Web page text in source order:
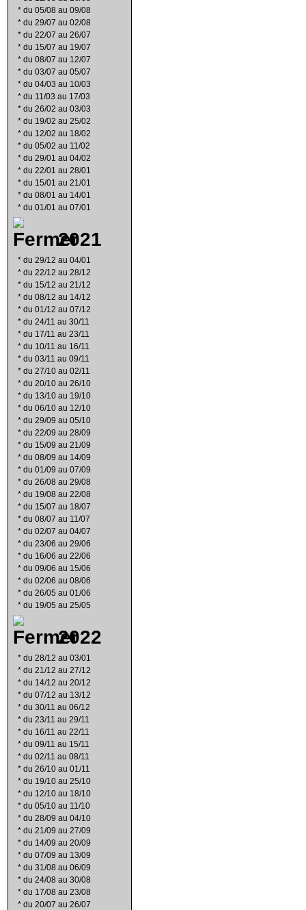
* du 05/08 au 09/08
* du 29/07 au 02/08
* du 22/07 au 26/07
* du 15/07 au 19/07
* du 08/07 au 12/07
* du 03/07 au 05/07
* du 04/03 au 10/03
* du 11/03 au 17/03
* du 26/02 au 03/03
* du 19/02 au 25/02
* du 12/02 au 18/02
* du 05/02 au 11/02
* du 29/01 au 04/02
* du 22/01 au 28/01
* du 15/01 au 21/01
* du 08/01 au 14/01
* du 01/01 au 07/01
2021
* du 29/12 au 04/01
* du 22/12 au 28/12
* du 15/12 au 21/12
* du 08/12 au 14/12
* du 01/12 au 07/12
* du 24/11 au 30/11
* du 17/11 au 23/11
* du 10/11 au 16/11
* du 03/11 au 09/11
* du 27/10 au 02/11
* du 20/10 au 26/10
* du 13/10 au 19/10
* du 06/10 au 12/10
* du 29/09 au 05/10
* du 22/09 au 28/09
* du 15/09 au 21/09
* du 08/09 au 14/09
* du 01/09 au 07/09
* du 26/08 au 29/08
* du 19/08 au 22/08
* du 15/07 au 18/07
* du 08/07 au 11/07
* du 02/07 au 04/07
* du 23/06 au 29/06
* du 16/06 au 22/06
* du 09/06 au 15/06
* du 02/06 au 08/06
* du 26/05 au 01/06
* du 19/05 au 25/05
2022
* du 28/12 au 03/01
* du 21/12 au 27/12
* du 14/12 au 20/12
* du 07/12 au 13/12
* du 30/11 au 06/12
* du 23/11 au 29/11
* du 16/11 au 22/11
* du 09/11 au 15/11
* du 02/11 au 08/11
* du 26/10 au 01/11
* du 19/10 au 25/10
* du 12/10 au 18/10
* du 05/10 au 11/10
* du 28/09 au 04/10
* du 21/09 au 27/09
* du 14/09 au 20/09
* du 07/09 au 13/09
* du 31/08 au 06/09
* du 24/08 au 30/08
* du 17/08 au 23/08
* du 20/07 au 26/07